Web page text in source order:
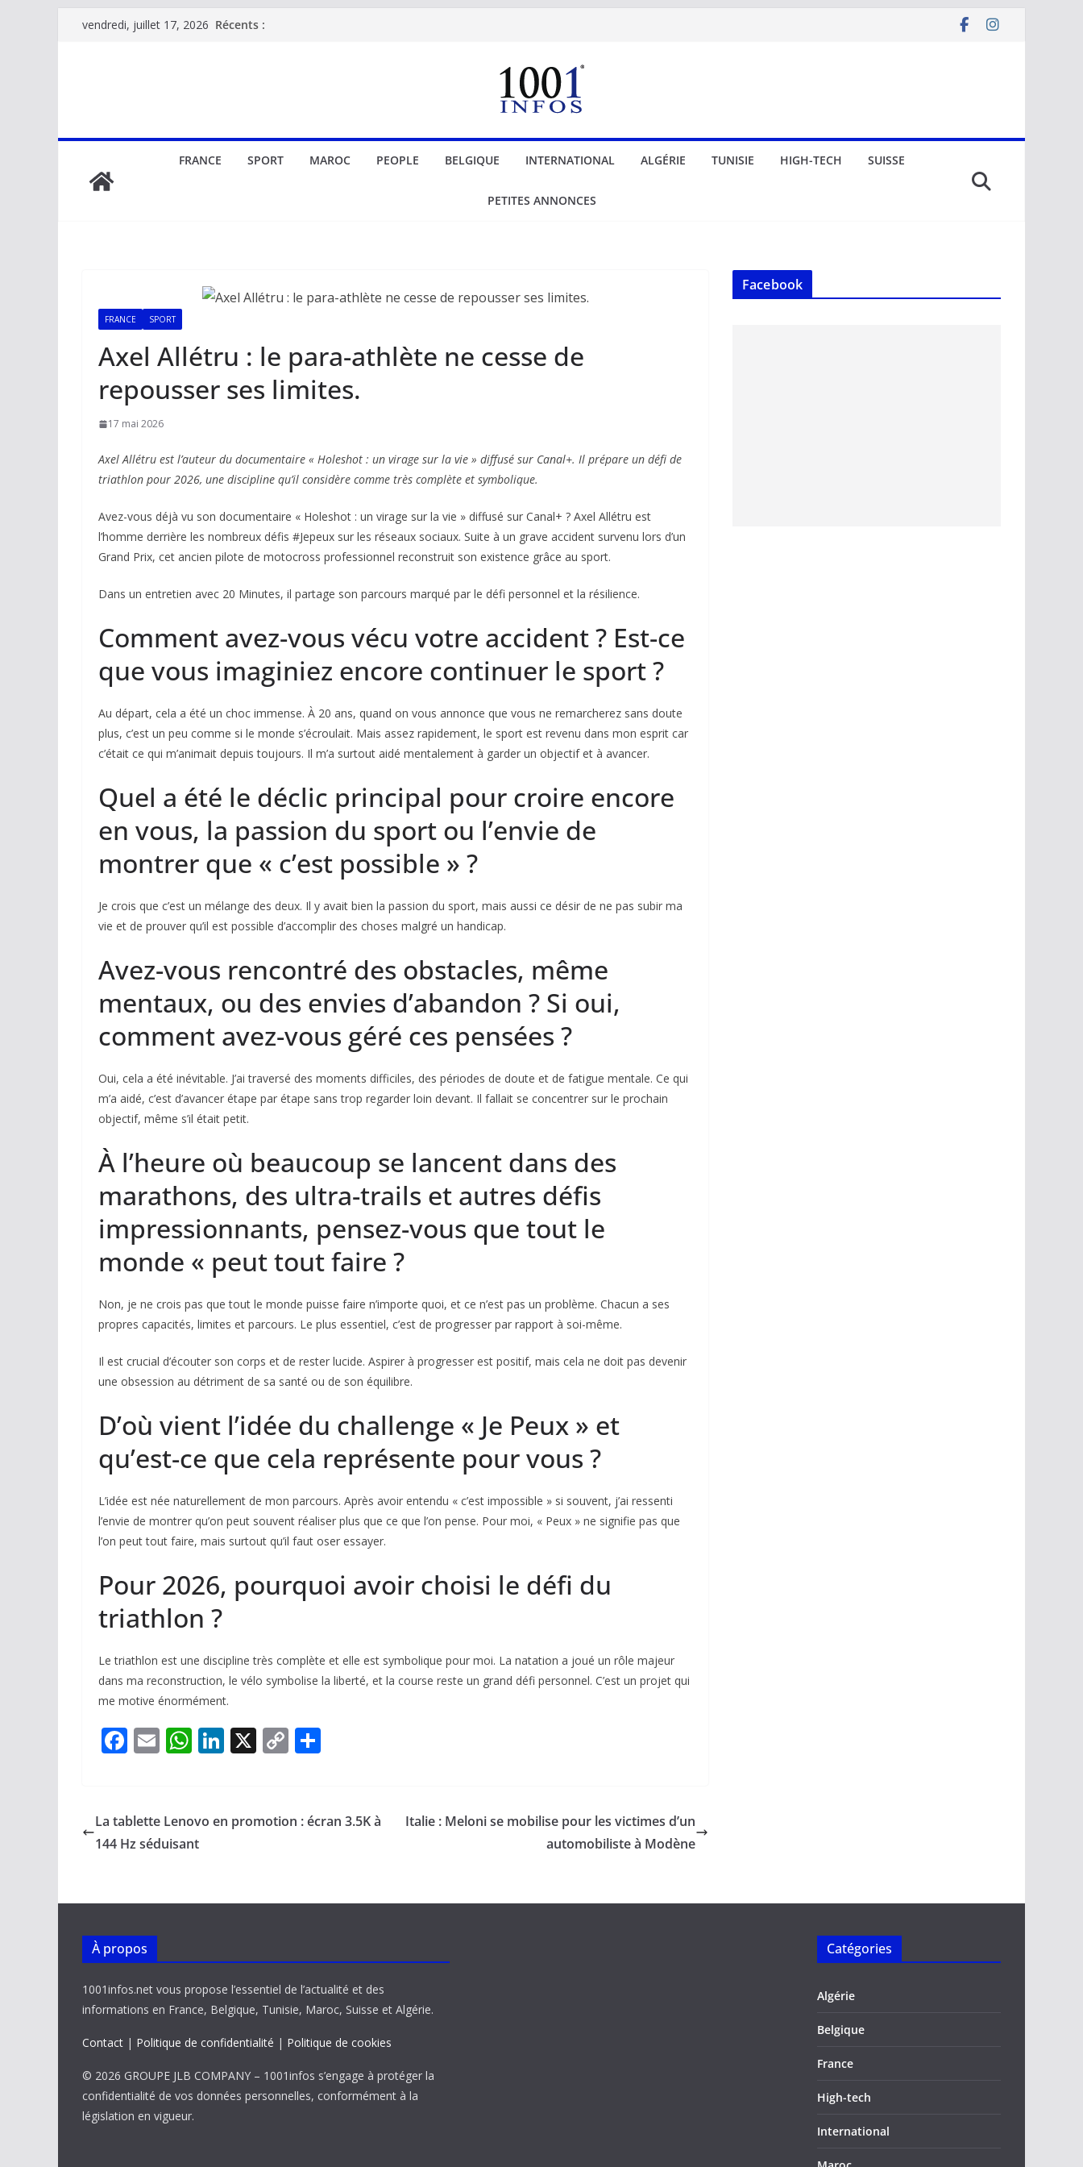
Passervendredi, juillet 17, 2026 Récents :
FRANCE SPORT MAROC PEOPLE BELGIQUE INTERNATIONAL ALGÉRIE TUNISIE HIGH-TECH SUISSE
PETITES ANNONCES
FRANCE SPORT
Axel Allétru : le para-athlète ne cesse de
repousser ses limites.
17 mai 2026
Axel Allétru est l’auteur du documentaire « Holeshot : un virage sur la vie » diffusé sur Canal+. Il prépare un défi de
triathlon pour 2026, une discipline qu’il considère comme très complète et symbolique.
Avez-vous déjà vu son documentaire « Holeshot : un virage sur la vie » diffusé sur Canal+ ? Axel Allétru est
l’homme derrière les nombreux défis #Jepeux sur les réseaux sociaux. Suite à un grave accident survenu lors d’un
Grand Prix, cet ancien pilote de motocross professionnel reconstruit son existence grâce au sport.
Dans un entretien avec 20 Minutes, il partage son parcours marqué par le défi personnel et la résilience.
Comment avez-vous vécu votre accident ? Est-ce
que vous imaginiez encore continuer le sport ?
Au départ, cela a été un choc immense. À 20 ans, quand on vous annonce que vous ne remarcherez sans doute
plus, c’est un peu comme si le monde s’écroulait. Mais assez rapidement, le sport est revenu dans mon esprit car
c’était ce qui m’animait depuis toujours. Il m’a surtout aidé mentalement à garder un objectif et à avancer.
Quel a été le déclic principal pour croire encore
en vous, la passion du sport ou l’envie de
montrer que « c’est possible » ?
Je crois que c’est un mélange des deux. Il y avait bien la passion du sport, mais aussi ce désir de ne pas subir ma
vie et de prouver qu’il est possible d’accomplir des choses malgré un handicap.
Avez-vous rencontré des obstacles, même
mentaux, ou des envies d’abandon ? Si oui,
comment avez-vous géré ces pensées ?
Oui, cela a été inévitable. J’ai traversé des moments difficiles, des périodes de doute et de fatigue mentale. Ce qui
m’a aidé, c’est d’avancer étape par étape sans trop regarder loin devant. Il fallait se concentrer sur le prochain
objectif, même s’il était petit.
À l’heure où beaucoup se lancent dans des
marathons, des ultra-trails et autres défis
impressionnants, pensez-vous que tout le
monde « peuttout faire ?
Non, je ne crois pas que tout le monde puisse faire n’importe quoi, et ce n’est pas un problème. Chacun a ses
propres capacités, limites et parcours. Le plus essentiel, c’est de progresser par rapport à soi-même.
Il est crucial d’écouter son corps et de rester lucide. Aspirer à progresser est positif, mais cela ne doit pas devenir
une obsession au détriment de sa santé ou de son équilibre.
D’où vient l’idée du challenge « Je Peux » et
qu’est-ce que cela représente pour vous ?
L’idée est née naturellement de mon parcours. Après avoir entendu « c’est impossible » si souvent, j’ai ressenti
l’envie de montrer qu’on peut souvent réaliser plus que ce que l’on pense. Pour moi, « Peux » ne signifie pas que
l’on peut tout faire, mais surtout qu’il faut oser essayer.
Pour 2026, pourquoi avoir choisi le défi du
triathlon ?
Le triathlon est une discipline très complète et elle est symbolique pour moi. La natation a joué un rôle majeur
dans ma reconstruction, le vélo symbolise la liberté, et la course reste un grand défi personnel. C’est un projet qui
me motive énormément.
F
b
o
k
E
l
W
s
A
p
Li
e
X C
y
k
g
La tablette Lenovo en promotion : écran 3.5K à
144 Hz séduisant
Italie : Meloni se mobilise pour les victimes d’un
automobiliste à Modène
Facebook
À propos
1001infos.net vous propose l’essentiel de l’actualité et des
informations en France, Belgique, Tunisie, Maroc, Suisse et Algérie.
Contact | Politique de confidentialité | Politique de cookies
© 2026 GROUPE JLB COMPANY – 1001infos s’engage à protéger la
confidentialité de vos données personnelles, conformément à la
législation en vigueur.
Catégories
Algérie
Belgique
France
High-tech
International